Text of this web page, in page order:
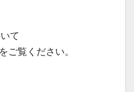
て
ご覧ください。